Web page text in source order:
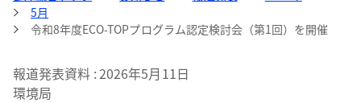
5月
令和8年度ECO-TOPプログラム認定検討会（第1回）を開催
報道発表資料 2026年5月11日
環境局